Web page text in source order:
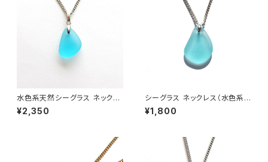
水色系天然シーグラス ネックレ
ス BN-95
¥2,350
シーグラス ネックレス（水色系）
BN-91
¥1,800